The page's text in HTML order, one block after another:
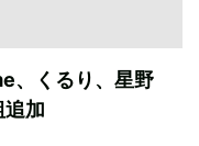
、くるり、星野
加